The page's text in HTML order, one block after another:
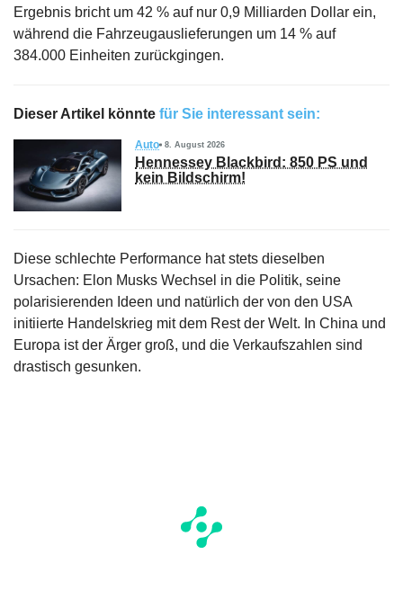
Ergebnis bricht um 42 % auf nur 0,9 Milliarden Dollar ein,
während die Fahrzeugauslieferungen um 14 % auf
384.000 Einheiten zurückgingen.
Dieser Artikel könnte für Sie interessant sein:
Auto 8. August 2026
Hennessey Blackbird: 850 PS und
kein Bildschirm!
Diese schlechte Performance hat stets dieselben
Ursachen: Elon Musks Wechsel in die Politik, seine
polarisierenden Ideen und natürlich der von den USA
initiierte Handelskrieg mit dem Rest der Welt. In China und
Europa ist der Ärger groß, und die Verkaufszahlen sind
drastisch gesunken.